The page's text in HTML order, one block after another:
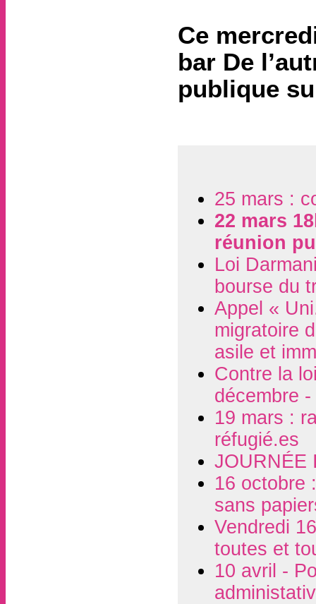
Ce
bar De
publique
25 mars :
22 mars
réunion
Loi
bourse du
Appel «
migratoire
asile et
Contre la
décembre
19 mars :
réfugié.es
JOURNÉE
16 octobre
sans
Vendredi
toutes et
10 avril -